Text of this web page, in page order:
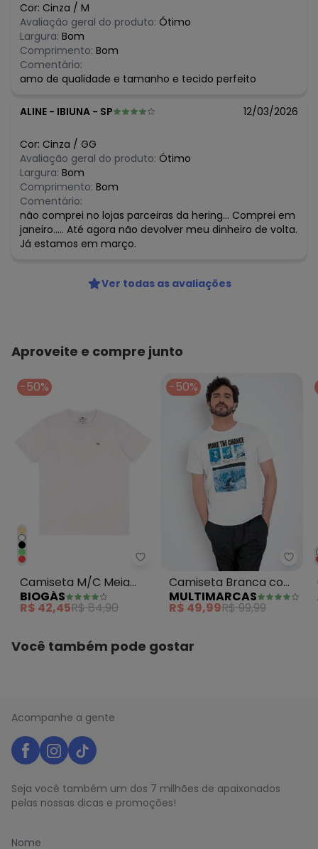
Cor: Cinza / M
Avaliação geral do produto: Ótimo
Largura: Bom
Comprimento: Bom
Comentário:
amo de qualidade e tamanho e tecido perfeito
ALINE - IBIUNA - SP 12/03/2026
Cor: Cinza / GG
Avaliação geral do produto: Ótimo
Largura: Bom
Comprimento: Bom
Comentário:
não comprei no lojas parceiras da hering... Comprei em
janeiro..... Até agora não devolver meu dinheiro de volta.
Já estamos em março.
Ver todas as avaliações
Aproveite e compre junto
-50%
Biogás - Camiseta M/C Meia
Camiseta M/C Meia
Malha Branco
BIOGÁS
R$ 42,45R$ 84,90
-50%
Camiseta Branca com
Estampa na Frente
MULTIMARCAS
R$ 49,99R$ 99,99
Você também pode gostar
Acompanhe a gente
Seja você também um dos 7 milhões de apaixonados
pelas nossas dicas e promoções!
Nome